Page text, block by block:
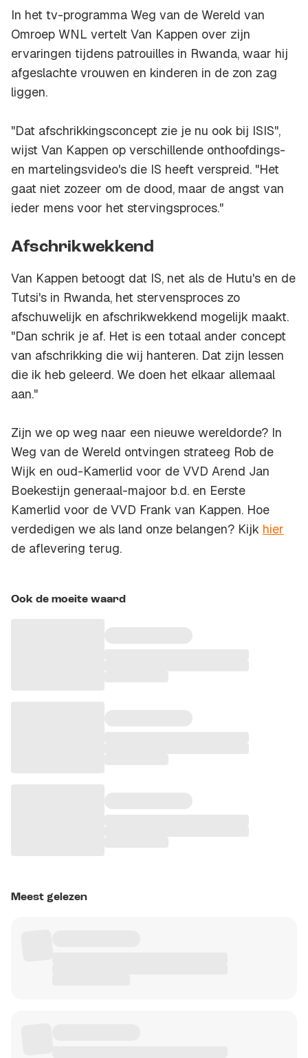
In het tv-programma Weg van de Wereld van
Omroep WNL vertelt Van Kappen over zijn
ervaringen tijdens patrouilles in Rwanda, waar hij
afgeslachte vrouwen en kinderen in de zon zag
liggen.
"Dat afschrikkingsconcept zie je nu ook bij ISIS",
wijst Van Kappen op verschillende onthoofdings-
en martelingsvideo's die IS heeft verspreid. "Het
gaat niet zozeer om de dood, maar de angst van
ieder mens voor het stervingsproces."
Afschrikwekkend
Van Kappen betoogt dat IS, net als de Hutu's en de
Tutsi's in Rwanda, het stervensproces zo
afschuwelijk en afschrikwekkend mogelijk maakt.
"Dan schrik je af. Het is een totaal ander concept
van afschrikking die wij hanteren. Dat zijn lessen
die ik heb geleerd. We doen het elkaar allemaal
aan."
Zijn we op weg naar een nieuwe wereldorde? In
Weg van de Wereld ontvingen strateeg Rob de
Wijk en oud-Kamerlid voor de VVD Arend Jan
Boekestijn generaal-majoor b.d. en Eerste
Kamerlid voor de VVD Frank van Kappen. Hoe
verdedigen we als land onze belangen? Kijk hier
de aflevering terug.
Ook de moeite waard
Meest gelezen